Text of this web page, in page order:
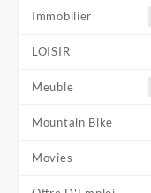
Immobilier
LOISIR
Meuble
Mountain Bike
Movies